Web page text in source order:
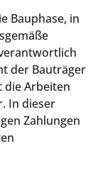
Bauphase, in
der Bauträger
Arbeiten
In dieser
Zahlungen